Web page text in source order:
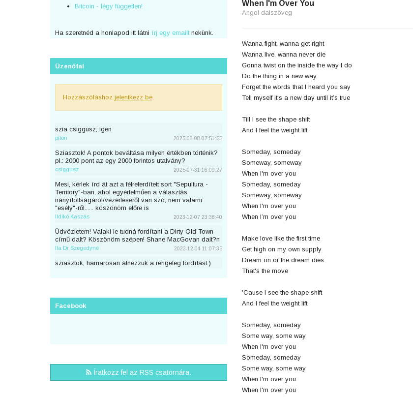
Bitcoin - légy független!
Ha szeretnéd a honlapod itt látni írj egy emailtnekünk.
Üzenőfal
Hozzászóláshoz jelentkezz be
szia csiggusz, igen
piton 2025-08-08 07:51:55
Sziasztok! A pontok beváltása milyen értékben történik?
pl.: 2000 pont az egy 2000 forintos utalvány?
csiggusz 2025-07-31 16:09:27
Mesi, kérlek írd át azt a félreferdített sort "Sepultura -
Territory"-ban, ahol egyértelműen a választás
irányítottságáról/vezérléséről van szó, nem valami
"esély"-ről...... köszönöm előre is
Ildikó Kaszás 2023-12-07 23:38:40
Üdvözletem! Valaki le tudná fordítani a Dirty Old Town
című dalt? Köszönöm szépen! Shane MacGovan dalt?n
Ila Dr Szegedyné 2023-12-04 11:07:35
sziasztok, hamarosan átnézzük a rengeteg fordítást:)
előtte. Át lehetne még írni a nevemre? Köszi <3
Sziasztok, én küldtem be most Taylor Swifttől a Great
War című számot, de véletlen nem voltam bejelentkezve.
A nevemre lehetne írni?
Facebook
Íratkozz fel az RSS csatornára.
When I'm Over You
Angol dalszöveg
Wanna fight, wanna get right
Wanna live, wanna never die
Gonna twist on the inside the way I do
Do the thing in a new way
Forget the words that I heard you say
Tell myself it's a new day until it’s true
Till I see the shape shift
And I feel the weight lift
Someday, someday
Someway, someway
When I'm over you
Someday, someday
Someway, someway
When I'm over you
When I’m over you
Make love like the first time
Get high on my own supply
Dream on or the dream dies
That's the move
'Cause I see the shape shift
And I feel the weight lift
Someday, someday
Some way, some way
When I'm over you
Someday, someday
Some way, some way
When I'm over you
When I'm over you